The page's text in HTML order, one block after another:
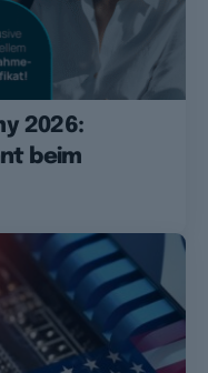
2026:
beim